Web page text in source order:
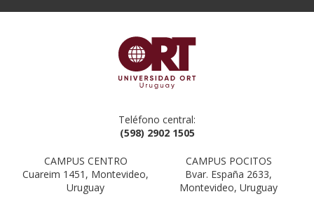
Teléfono central:
(598) 2902 1505
CAMPUS CENTRO
Cuareim 1451, Montevideo,
Uruguay
CAMPUS POCITOS
Bvar. España 2633,
Montevideo, Uruguay